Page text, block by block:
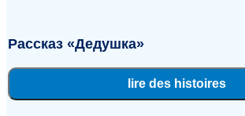
Рассказ «Дедушка»
lire des histoires